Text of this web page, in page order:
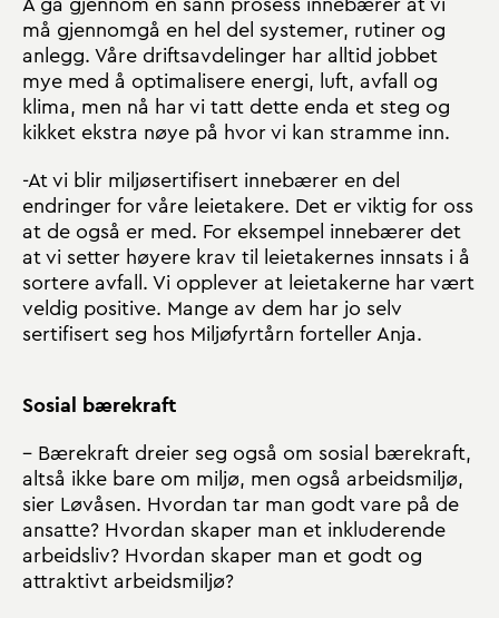
Å gå gjennom en sånn prosess innebærer at vi
må gjennomgå en hel del systemer, rutiner og
anlegg. Våre driftsavdelinger har alltid jobbet
mye med å optimalisere energi, luft, avfall og
klima, men nå har vi tatt dette enda et steg og
kikket ekstra nøye på hvor vi kan stramme inn.
-At vi blir miljøsertifisert innebærer en del
endringer for våre leietakere. Det er viktig for oss
at de også er med. For eksempel innebærer det
at vi setter høyere krav til leietakernes innsats i å
sortere avfall. Vi opplever at leietakerne har vært
veldig positive. Mange av dem har jo selv
sertifisert seg hos Miljøfyrtårn forteller Anja.
Sosial bærekraft
– Bærekraft dreier seg også om sosial bærekraft,
altså ikke bare om miljø, men også arbeidsmiljø,
sier Løvåsen. Hvordan tar man godt vare på de
ansatte? Hvordan skaper man et inkluderende
arbeidsliv? Hvordan skaper man et godt og
attraktivt arbeidsmiljø?